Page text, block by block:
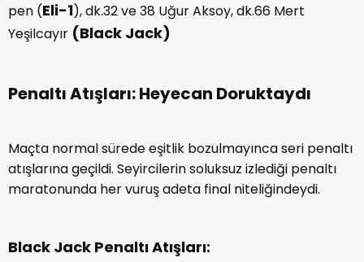
pen (Eli-1), dk.32 ve 38 Uğur Aksoy, dk.66 Mert
Yeşilcayır (Black Jack)
Penaltı Atışları: Heyecan Doruktaydı
Maçta normal sürede eşitlik bozulmayınca seri penaltı
atışlarına geçildi. Seyircilerin soluksuz izlediği penaltı
maratonunda her vuruş adeta final niteliğindeydi.
Black Jack Penaltı Atışları: